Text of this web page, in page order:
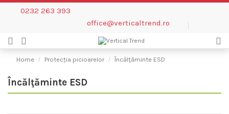
0232 263 393
office@verticaltrend.ro
Home Protecția picioarelor Încălţăminte ESD
Încălţăminte ESD